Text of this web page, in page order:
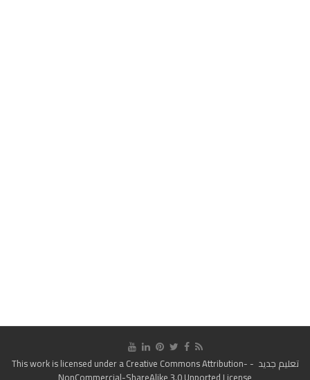
تعليم جديد - This work is licensed under a
Creative Commons Attribution-